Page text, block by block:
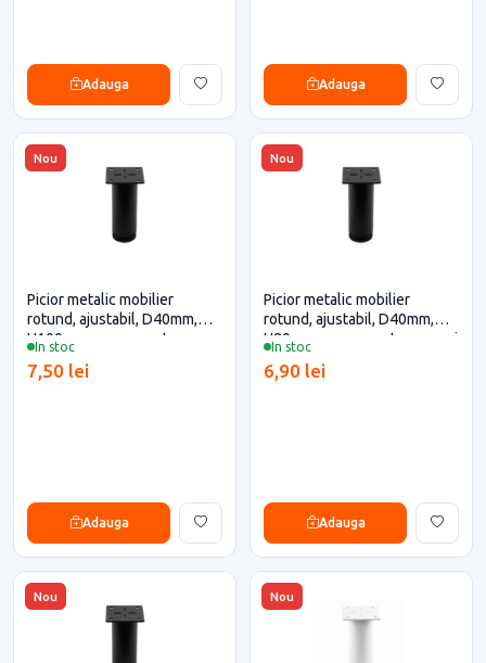
Adauga Adauga
Nou
In stoc
Picior metalic mobilier
rotund, ajustabil, D40mm,
H100mm, negru pentru casa
7,50 lei
Adauga
Nou
In stoc
Picior metalic mobilier
rotund, ajustabil, D40mm,
H80mm, negru pentru casa si
6,90 lei
Adauga
Nou Nou